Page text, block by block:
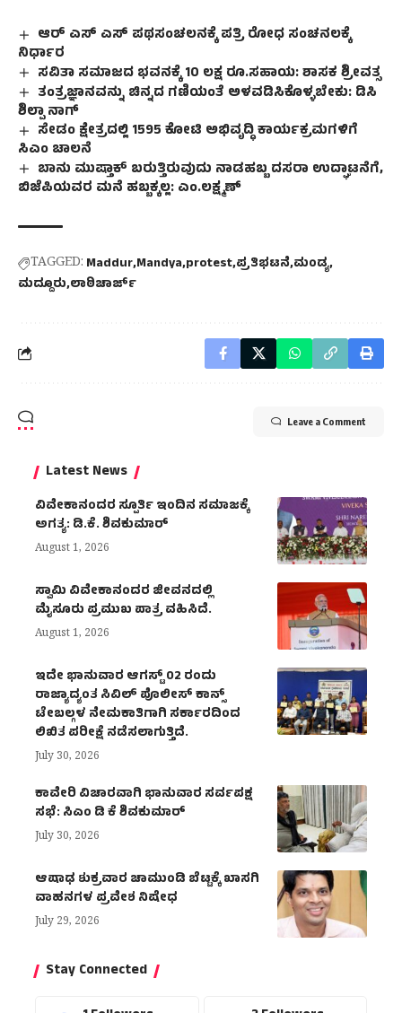
ಆರ್ ಎಸ್ ಎಸ್ ಪಥಸಂಚಲನಕ್ಕೆ ಪತ್ರಿ ರೋಧ ಸಂಚನಲಕ್ಕೆ
ನಿರ್ಧಾರ
ಸವಿತಾ ಸಮಾಜದ ಭವನಕ್ಕೆ 10 ಲಕ್ಷ ರೂ.ಸಹಾಯ: ಶಾಸಕ ಶ್ರೀವತ್ಸ
ತಂತ್ರಜ್ಞಾನವನ್ನು ಚಿನ್ನದ ಗಣಿಯಂತೆ ಅಳವಡಿಸಿಕೊಳ್ಳಬೇಕು: ಡಿಸಿ
ಶಿಲ್ಪಾ ನಾಗ್
ಸೇಡಂ ಕ್ಷೇತ್ರದಲ್ಲಿ 1595 ಕೋಟಿ ಅಭಿವೃದ್ಧಿ ಕಾರ್ಯಕ್ರಮಗಳಿಗೆ
ಸಿಎಂ ಚಾಲನೆ
ಬಾನು ಮುಷ್ತಾಕ್ ಬರುತ್ತಿರುವುದು ನಾಡಹಬ್ಬ ದಸರಾ ಉದ್ಘಾಟನೆಗೆ,
ಬಿಜೆಪಿಯವರ ಮನೆ ಹಬ್ಬಕ್ಕಲ್ಲ: ಎಂ.ಲಕ್ಷ್ಮಣ್
TAGGED: Maddur Mandya protest ಪ್ರತಿಭಟನೆ ಮಂಡ್ಯ
ಮದ್ದೂರು ಲಾಠಿಚಾರ್ಜ್
Leave a Comment
Latest News
ವಿವೇಕಾನಂದರ ಸ್ಪೂರ್ತಿ ಇಂದಿನ ಸಮಾಜಕ್ಕೆ
ಅಗತ್ಯ: ಡಿ.ಕೆ. ಶಿವಕುಮಾರ್
August 1, 2026
ಸ್ವಾಮಿ ವಿವೇಕಾನಂದರ ಜೀವನದಲ್ಲಿ
ಮೈಸೂರು ಪ್ರಮುಖ ಪಾತ್ರ ವಹಿಸಿದೆ.
August 1, 2026
ಇದೇ ಭಾನುವಾರ ಆಗಸ್ಟ್ 02 ರಂದು
ರಾಜ್ಯಾದ್ಯಂತ ಸಿವಿಲ್ ಪೊಲೀಸ್ ಕಾನ್ಸ್
ಟೇಬಲ್ಗಳ ನೇಮಕಾತಿಗಾಗಿ ಸರ್ಕಾರದಿಂದ
ಲಿಖಿತ ಪರೀಕ್ಷೆ ನಡೆಸಲಾಗುತ್ತಿದೆ.
July 30, 2026
ಕಾವೇರಿ ವಿಚಾರವಾಗಿ ಭಾನುವಾರ ಸರ್ವಪಕ್ಷ
ಸಭೆ: ಸಿಎಂ ಡಿ ಕೆ ಶಿವಕುಮಾರ್
July 30, 2026
ಆಷಾಢ ಶುಕ್ರವಾರ ಚಾಮುಂಡಿ ಬೆಟ್ಟಕ್ಕೆ ಖಾಸಗಿ
ವಾಹನಗಳ ಪ್ರವೇಶ ನಿಷೇಧ
July 29, 2026
Stay Connected